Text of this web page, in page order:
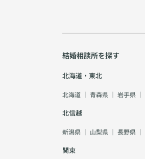
結婚相談所を探す
北海道・東北
北海道 ｜ 青森県 ｜ 岩手県 ｜
北信越
新潟県 ｜ 山梨県 ｜ 長野県 ｜
関東